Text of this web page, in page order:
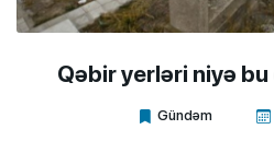
Qəbir yerləri niyə
Gündəm